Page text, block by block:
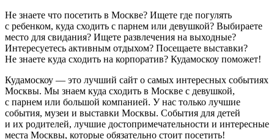
Не знаете что посетить в Москве? Ищете где погулять
с ребенком, куда сходить с парнем или девушкой? Выбираете
место для свидания? Ищете развлечения на выходные?
Интересуетесь активным отдыхом? Посещаете выставки?
Не знаете куда сходить на корпоратив? Кудамоскоу поможет!
Кудамоскоу — это лучший сайт о самых интересных событиях
Москвы. Мы знаем куда сходить в Москве с девушкой,
с парнем или большой компанией. У нас только лучшие
события, музеи и выставки Москвы. События для детей
и их родителей, лучшие достопримечательности и интересные
места Москвы, которые обязательно стоит посетить!